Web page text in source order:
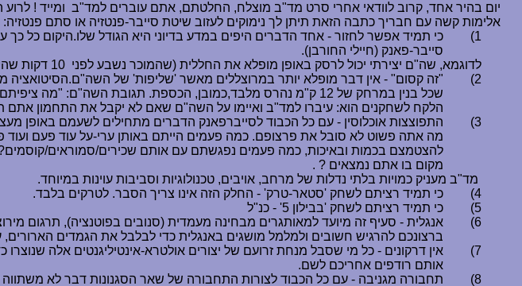
יום בהיר אחד, קרוב לוודאי אחרי סרט מד"ב מוצלח, החלטתם, אתם עוברים למד"ב ומייד !
אלימות קשה עם חבריך כתבה הזאת תיתן לך נימוקים לעזוב שיטת סייבר-פנטזיה או סתם פנטזיה:
1)
כי תמיד אפשר לחזור - אחד הדברים היפים במדע בדיוני היא הגודל שלו.היקום כל כך
סייבר-פאנק (חיילי החורבן).
לדוגמא, שה"ם יצירתי יכול לרסק באופן מופלא את החללית (שהמוכר נשבע לפני 10 דקות
2)
"זה קסום" - אין דבר מופלא יותר במרוצללים מאשר 'שליפות' של השה"ם.
שכל בנין במרחק של 12 ק"מ נהרס מלבד
,כמובן, הכספת. תגובת השה"ם: "מה
הלקח לשחקנים הוא: עיברו למד"ב ואיימו על השה"ם שאם לא יקבל את התחמון אתם
3)
התפוצצות אוכלוסין - עם כל הכבוד לסייברפאנק הדברים מתחילים לשעמם באופן
מה אתה פשוט לא סובל את פרצופם. כמה פעמים הייתם באותן ערי-על עוד פעם ועוד
להצטמצם בכמות ובאיכות, כמה פעמים נפגשתם עם אותם שכירים/סמוראים/קוסמים
מקום בו אתם נמצאים ? .
מד"ב מעניק כמויות בלתי נדלות של מרחב, אויבים, טכנולוגיות וסביבות עוינות במיוחד.
4)
כי תמיד רציתם לשחק 'סטאר-טרק' - החלק הזה אינו צריך הסבר. לטרקים בלבד.
5)
כי תמיד רציתם לשחק 'בבילון 5' - כנ"ל
6)
ברצונכם להרגיש חשובים ולמלמל מושגים באנגלית כדי לבלבל את הגמדים הארורים,
7)
אין דרקונים - כל מי שסבל מנחת זרועם של יצורים אולטרא-אינטיליגנטים אלה
אותם רודפים אחריכם לשם.
8)
תחבורה מגניבה - עם כל הכבוד לצורות התחבורה של שאר הסגנונות דבר לא